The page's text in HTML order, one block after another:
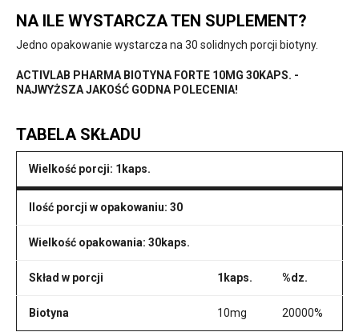
NA ILE WYSTARCZA TEN SUPLEMENT?
Jedno opakowanie wystarcza na 30 solidnych porcji biotyny.
ACTIVLAB PHARMA BIOTYNA FORTE 10MG 30KAPS. -
NAJWYŻSZA JAKOŚĆ GODNA POLECENIA!
TABELA SKŁADU
Wielkość porcji: 1kaps.
Ilość porcji w opakowaniu: 30
Wielkość opakowania: 30kaps.
Skład w porcji 1kaps. %dz.
Biotyna 10mg 20000%